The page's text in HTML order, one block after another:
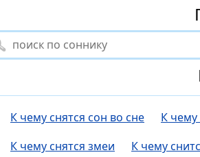
К чему снятся сон во сне К чему
К чему снятся змеи
К чему